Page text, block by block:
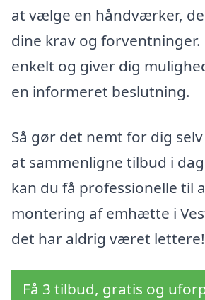
at vælge en håndværker,
dine krav og
enkelt og giver dig
en informeret beslutning.
Så gør det nemt for dig
at sammenligne tilbud i
kan du få professionelle til
montering af emhætte i
det har aldrig været lettere!
Få 3 tilbud, gratis og